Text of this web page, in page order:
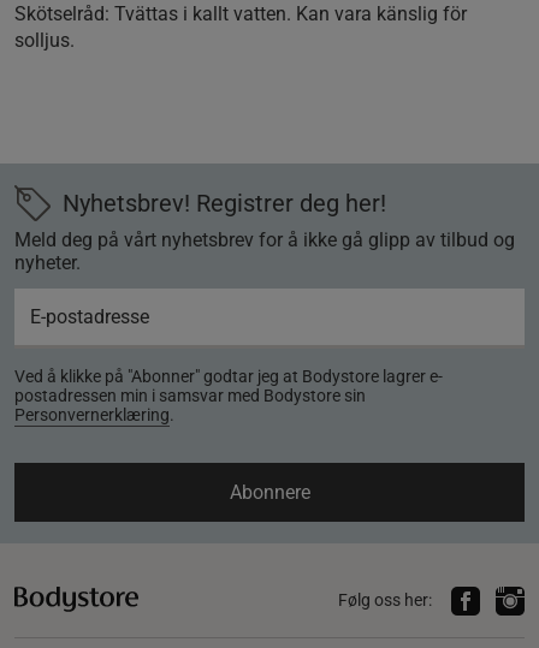
Skötselråd: Tvättas i kallt vatten. Kan vara känslig för
solljus.
Nyhetsbrev! Registrer deg her!
Meld deg på vårt nyhetsbrev for å ikke gå glipp av tilbud og
nyheter.
Ved å klikke på "Abonner" godtar jeg at Bodystore lagrer e-
postadressen min i samsvar med Bodystore sin
Personvernerklæring.
Abonnere
Følg oss her: